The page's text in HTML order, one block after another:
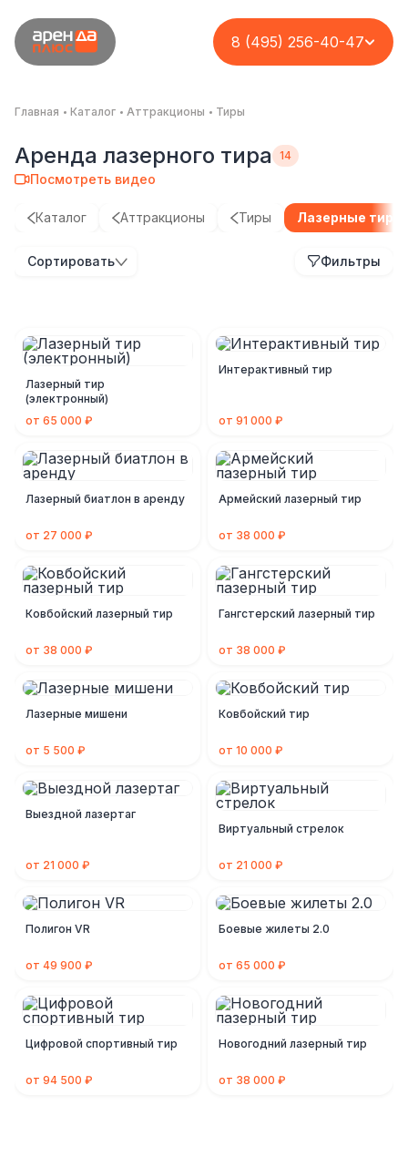
8 (495) 256-40-47
Главная Каталог Аттракционы Тиры
Аренда лазерного тира
Посмотреть видео
Каталог Аттракционы Тиры Лазерные тиры
Сортировать Фильтры
Комплекс
на кассу с
Кейс
День семьи в
Кейс
Организация
Кейс
Организация
эксклюзивным
оборудованием
Лазерный тир
(электронный)
от 65 000 ₽
Интерактивный тир
от 91 000 ₽
Лазерный биатлон в аренду
от 27 000 ₽
Армейский лазерный тир
от 38 000 ₽
Ковбойский лазерный тир
от 38 000 ₽
Гангстерский лазерный тир
от 38 000 ₽
Лазерные мишени
от 5 500 ₽
Ковбойский тир
от 10 000 ₽
Выездной лазертаг
от 21 000 ₽
Виртуальный стрелок
от 21 000 ₽
Полигон VR
от 49 900 ₽
Боевые жилеты 2.0
от 65 000 ₽
Цифровой спортивный тир
от 94 500 ₽
Новогодний лазерный тир
от 38 000 ₽